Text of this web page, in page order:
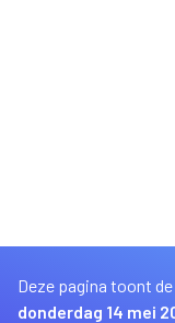
Deze pagina toont
donderdag 14 mei